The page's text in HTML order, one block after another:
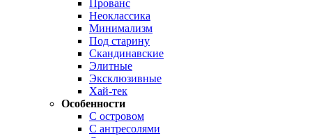
Прованс
Неоклассика
Минимализм
Под старину
Скандинавские
Элитные
Эксклюзивные
Хай-тек
Особенности
С островом
С антресолями